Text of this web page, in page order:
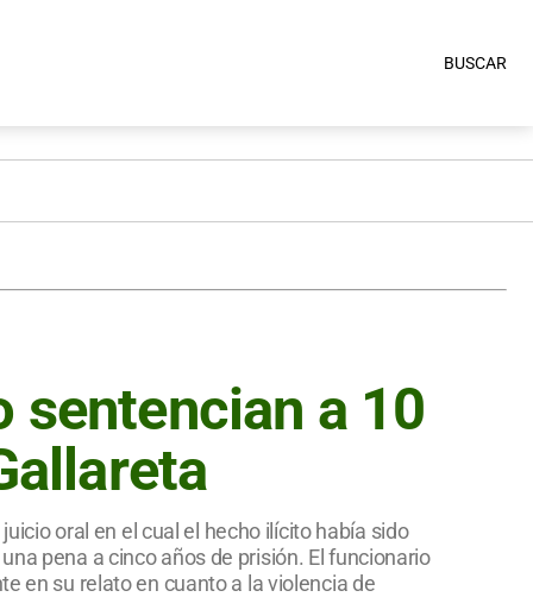
BUSCAR
sentencian a 10
oral en el cual el hecho ilícito había sido
pena a cinco años de prisión. El funcionario
en su relato en cuanto a la violencia de